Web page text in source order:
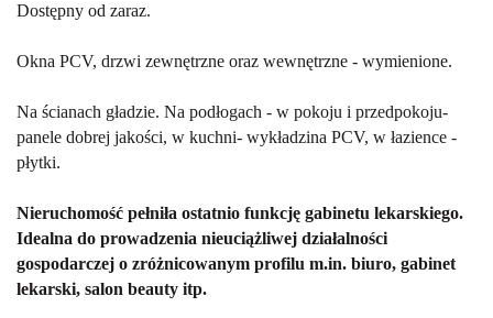
Dostępny od zaraz.
Okna PCV, drzwi zewnętrzne oraz wewnętrzne - wymienione.
Na ścianach gładzie. Na podłogach - w pokoju i przedpokoju-
panele dobrej jakości, w kuchni- wykładzina PCV, w łazience -
płytki.
Nieruchomość pełniła ostatnio funkcję gabinetu lekarskiego.
Idealna do prowadzenia nieuciążliwej działalności
gospodarczej o zróżnicowanym profilu m.in. biuro, gabinet
lekarski, salon beauty itp.